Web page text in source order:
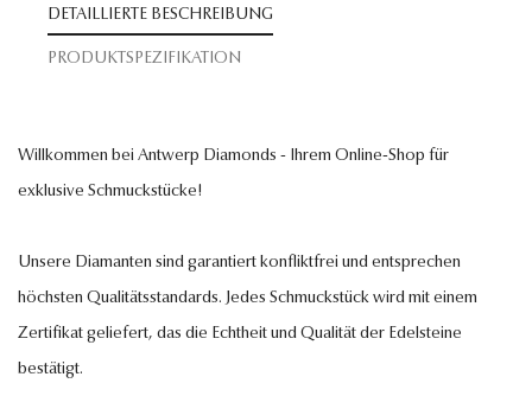
DETAILLIERTE BESCHREIBUNG
PRODUKTSPEZIFIKATION
Willkommen bei Antwerp Diamonds - Ihrem Online-Shop für
exklusive Schmuckstücke!
Unsere Diamanten sind garantiert konfliktfrei und entsprechen
höchsten Qualitätsstandards. Jedes Schmuckstück wird mit einem
Zertifikat geliefert, das die Echtheit und Qualität der Edelsteine
bestätigt.